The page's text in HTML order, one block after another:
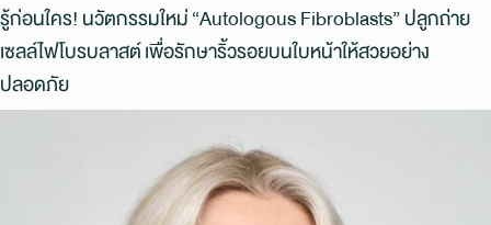
รู้ก่อนใคร! นวัตกรรมใหม่ “Autologous Fibroblasts” ปลูกถ่าย
เซลล์ไฟโบรบลาสต์ เพื่อรักษาริ้วรอยบนใบหน้าให้สวยอย่าง
ปลอดภัย